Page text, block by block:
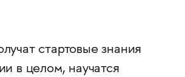
стартовые знания
в целом, научатся